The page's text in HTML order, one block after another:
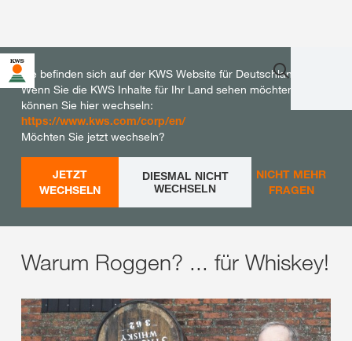
Sie befinden sich auf der KWS Website für Deutschland.
Wenn Sie die KWS Inhalte für Ihr Land sehen möchten,
können Sie hier wechseln:
https://www.kws.com/corp/en/
Möchten Sie jetzt wechseln?
JETZT
WECHSELN
DIESMAL NICHT
WECHSELN
NICHT MEHR
FRAGEN
Warum Roggen? ... für Whiskey!